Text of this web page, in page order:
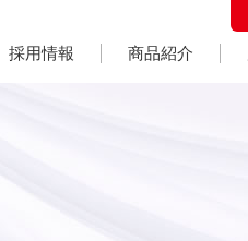
採用情報 商品紹介